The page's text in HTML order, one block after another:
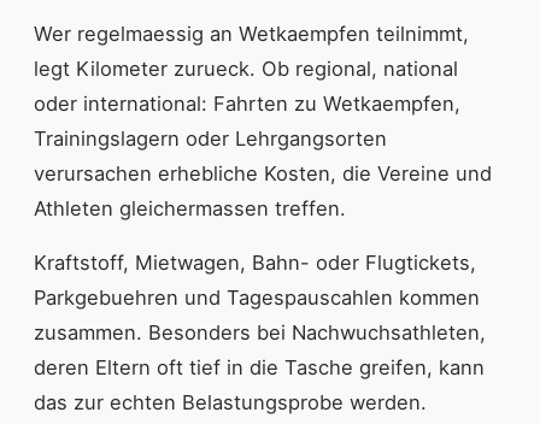
Wer regelmaessig an Wetkaempfen teilnimmt,
legt Kilometer zurueck. Ob regional, national
oder international: Fahrten zu Wetkaempfen,
Trainingslagern oder Lehrgangsorten
verursachen erhebliche Kosten, die Vereine und
Athleten gleichermassen treffen.
Kraftstoff, Mietwagen, Bahn- oder Flugtickets,
Parkgebuehren und Tagespauscahlen kommen
zusammen. Besonders bei Nachwuchsathleten,
deren Eltern oft tief in die Tasche greifen, kann
das zur echten Belastungsprobe werden.